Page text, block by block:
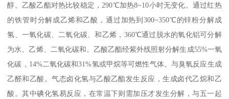
醇。乙酸乙酯对热比较稳定，290℃加热8~10小时无变化。通过红热
的铁管时分解成乙烯和乙酸，通过加热到300~350℃的锌粉分解成
氢、一氧化碳、二氧化碳、和乙烯，360℃通过脱水的氧化铝可分解
为水、乙烯、二氧化碳和。乙酸乙酯经紫外线照射分解生成55%一氧
化碳，14%二氧化碳和31%氢或甲烷等可燃性气体。与臭氧反应生成
乙醛和乙酸。气态卤化氢与乙酸乙酯发生反应，生成卤代乙烷和乙
酸。其中碘化氢易反应，在常温下则需加压才发生分解，与五一起